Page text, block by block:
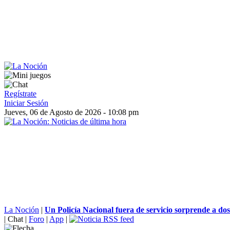
Regístrate
Iniciar Sesión
Jueves, 06 de Agosto de 2026 - 10:08 pm
La Noción | Un Policía Nacional fuera de servicio sorprende a
| Chat | Foro | App |